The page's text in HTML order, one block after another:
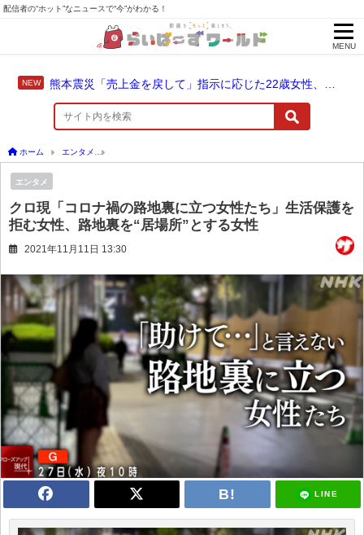
配信者の“ホット”なニュースで“今”がわかる！
MENU
ホーム エンタメ
エンタメ
クロ現「コロナ禍の路地裏に立つ女性たち」生活保護を
拒む女性、路地裏を“居場所”とする女性
2021年11月11日 13:30
LINE